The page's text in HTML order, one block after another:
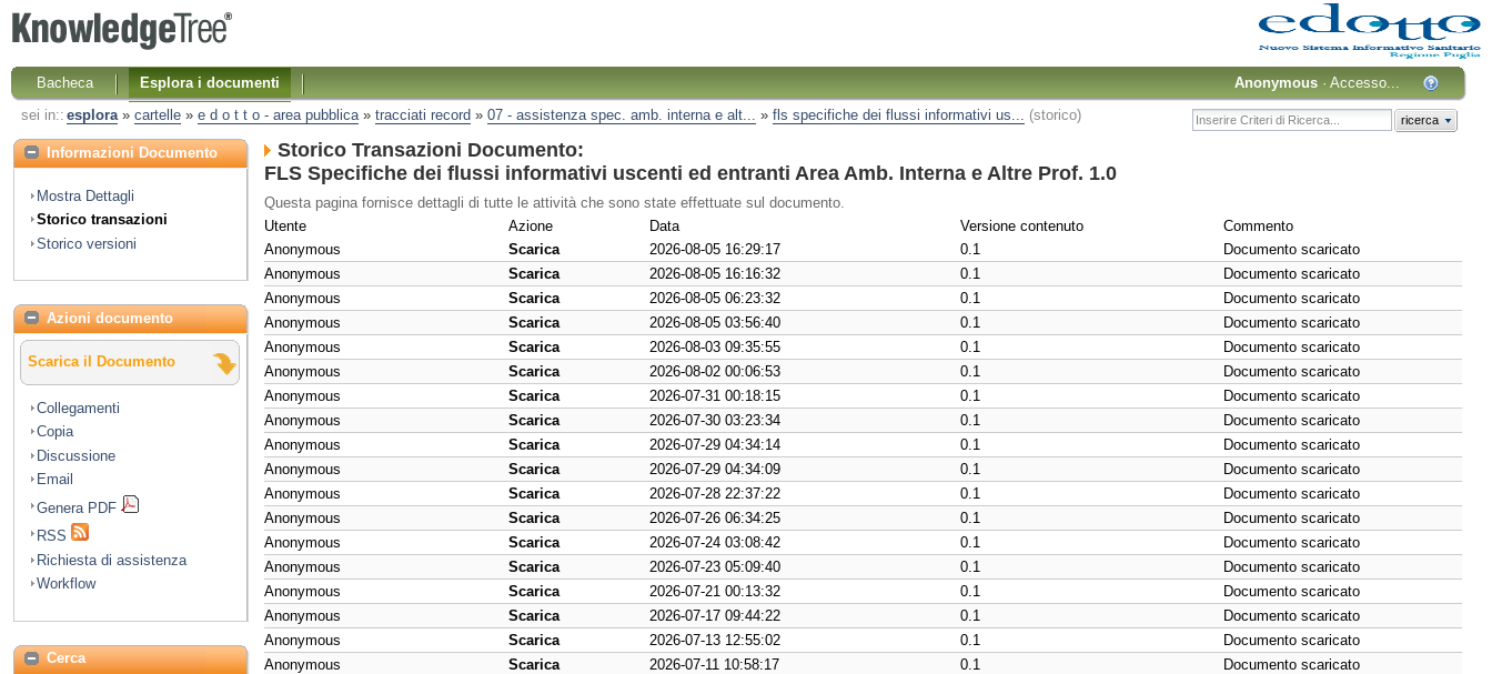
Bacheca Esplora i documenti Anonymous ·Accesso...
sei in:: esplora» cartelle» e d o t t o - area pubblica» tracciati record » 07 - assistenza spec. amb. interna e alt... » fls specifiche dei flussi informativi us... (storico) ricerca
Informazioni Documento
Mostra Dettagli
Storico transazioni
Storico versioni
Azioni documento
Scarica il Documento
Collegamenti
Copia
Discussione
Email
Genera PDF
RSS
Richiesta di assistenza
Workflow
Cerca
Storico Transazioni Documento:
FLS Specifiche dei flussi informativi uscenti ed entranti Area Amb. Interna e Altre Prof. 1.0
Questa pagina fornisce dettagli di tutte le attività che sono state effettuate sul documento.
Utente
Azione Data Versione contenuto
Commento
Anonymous
Scarica 2026-08-05 16:29:17 0.1
Documento scaricato
Anonymous
Scarica 2026-08-05 16:16:32 0.1
Documento scaricato
Anonymous
Scarica 2026-08-05 06:23:32 0.1
Documento scaricato
Anonymous
Scarica 2026-08-05 03:56:40 0.1
Documento scaricato
Anonymous
Scarica 2026-08-03 09:35:55 0.1
Documento scaricato
Anonymous
Scarica 2026-08-02 00:06:53 0.1
Documento scaricato
Anonymous
Scarica 2026-07-31 00:18:15 0.1
Documento scaricato
Anonymous
Scarica 2026-07-30 03:23:34 0.1
Documento scaricato
Anonymous
Scarica 2026-07-29 04:34:14 0.1
Documento scaricato
Anonymous
Scarica 2026-07-29 04:34:09 0.1
Documento scaricato
Anonymous
Scarica 2026-07-28 22:37:22 0.1
Documento scaricato
Anonymous
Scarica 2026-07-26 06:34:25 0.1
Documento scaricato
Anonymous
Scarica 2026-07-24 03:08:42 0.1
Documento scaricato
Anonymous
Scarica 2026-07-23 05:09:40 0.1
Documento scaricato
Anonymous
Scarica 2026-07-21 00:13:32 0.1
Documento scaricato
Anonymous
Scarica 2026-07-17 09:44:22 0.1
Documento scaricato
Anonymous
Scarica 2026-07-13 12:55:02 0.1
Documento scaricato
Anonymous
Scarica 2026-07-11 10:58:17 0.1
Documento scaricato